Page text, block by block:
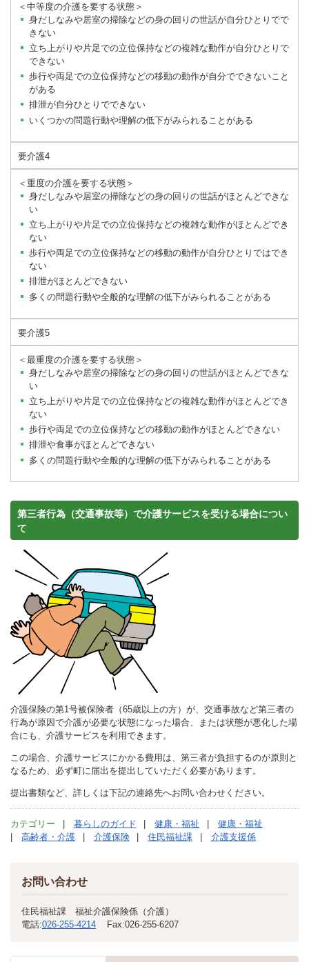
＜中等度の介護を要する状態＞
身だしなみや居室の掃除などの身の回りの世話が自分ひとりでで
きない
立ち上がりや片足での立位保持などの複雑な動作が自分ひとりで
できない
歩行や両足での立位保持などの移動の動作が自分でできないこと
がある
排泄が自分ひとりでできない
いくつかの問題行動や理解の低下がみられることがある
要介護4
＜重度の介護を要する状態＞
身だしなみや居室の掃除などの身の回りの世話がほとんどできな
い
立ち上がりや片足での立位保持などの複雑な動作がほとんどでき
ない
歩行や両足での立位保持などの移動の動作が自分ひとりではでき
ない
排泄がほとんどできない
多くの問題行動や全般的な理解の低下がみられることがある
要介護5
＜最重度の介護を要する状態＞
身だしなみや居室の掃除などの身の回りの世話がほとんどできな
い
立ち上がりや片足での立位保持などの複雑な動作がほとんどでき
ない
歩行や両足での立位保持などの移動の動作がほとんどできない
排泄や食事がほとんどできない
多くの問題行動や全般的な理解の低下がみられることがある
第三者行為（交通事故等）で介護サービスを受ける場合につい
て
介護保険の第1号被保険者（65歳以上の方）が、交通事故など第三者の
行為が原因で介護が必要な状態になった場合、または状態が悪化した場
合にも、介護サービスを利用できます。
この場合、介護サービスにかかる費用は、第三者が負担するのが原則と
なるため、必ず町に届出を提出していただく必要があります。
提出書類など、詳しくは下記の連絡先へお問い合わせください。
カテゴリー 暮らしのガイド 健康・福祉
健康・福祉
高齢者・介護
介護保険 住民福祉課 介護支援係
お問い合わせ
住民福祉課 福祉介護保険係（介護）
電話:026-255-4214 Fax:026-255-6207